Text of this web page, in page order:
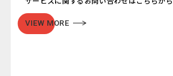
VIEW MORE